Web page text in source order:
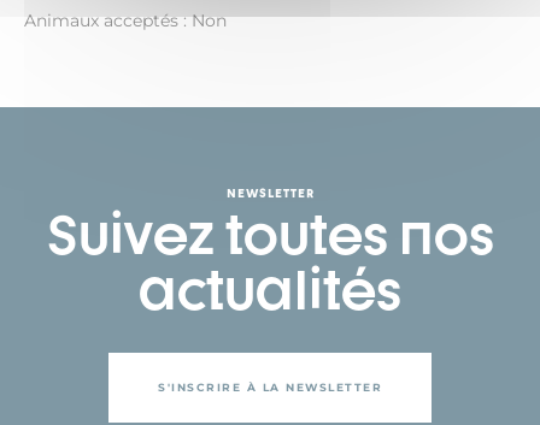
Animaux acceptés : Non
NEWSLETTER
Suivez toutes nos
actualités
S'INSCRIRE À LA NEWSLETTER